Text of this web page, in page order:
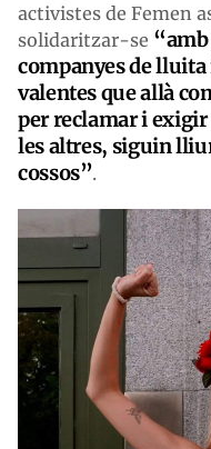
activistes de Femen
solidaritzar-se
companyes de
valentes que allà
per reclamar i
les altres, siguin
cossos”.